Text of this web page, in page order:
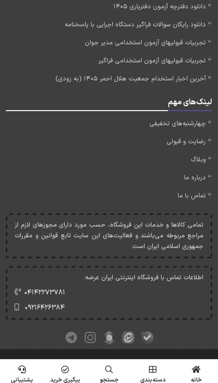
دانلود دفترچه آزمون دفتریاری 1405
دانلود رایگان سوالات فراگیر دستگاه اجرایی با پاسخنامه
تجربیات قبولیهای آزمون استخدامی مدیر جوان
تجربیات قبولیهای آزمون استخدامی فراگیر
آخرین اخبار استخدام جمعیت هلال احمر 1405 (به زودی)
لینک‌های مهم
چهارشنبه‌های تخفیفی
رضایت و قبولی
وبلاگ
درباره ما
تماس با ما
تمامی کالاها و خدمات اين فروشگاه، حسب مورد دارای مجوزهای لازم از
مراجع مربوطه می‌باشند و فعاليت‌های اين سايت تابع قوانين و مقررات
جمهوری اسلامی ايران است.
اطلاعات تماس با فروشگاه اینترنتی ایران عرضه:
۰۴۱۴۲۲۷۳۷۸۱
۰۹۲۱۶۴۲۶۳۸۴
کلیه حقوق این وبسایت متعلق به ایران عرضه می‌باشد.
© Copyrights - IranArze.ir - 1405
خانه دسته‌بندی جستجو پیگیری خرید پشتیبانی